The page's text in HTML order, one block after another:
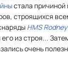
стала причиной
строящихся
HMS Rodney
из строя...
очень